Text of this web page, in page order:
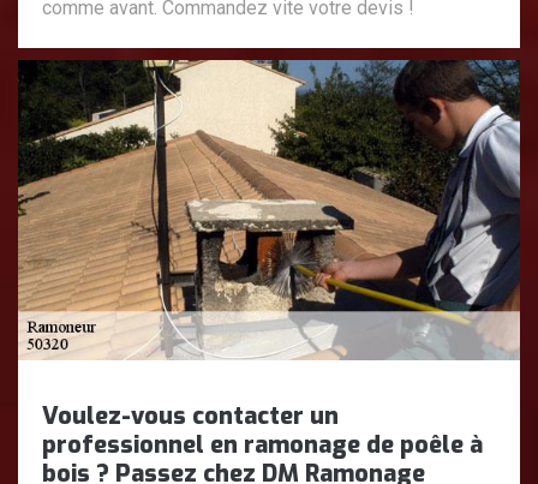
comme avant. Commandez vite votre devis !
Voulez-vous contacter un
professionnel en ramonage de poêle à
bois ? Passez chez DM Ramonage